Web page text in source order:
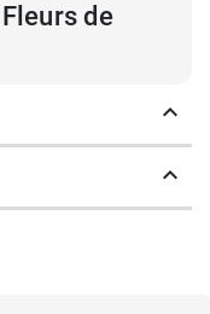
de
sur la langue 4